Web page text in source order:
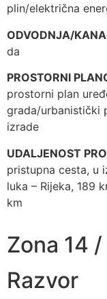
plin/električna
ODVODNJA/
da
PROSTORNI
prostorni plan
grada/urbanistički
izrade
UDALJENOST
pristupna cesta, u
luka – Rijeka, 189
km
Zona 14
Razvor